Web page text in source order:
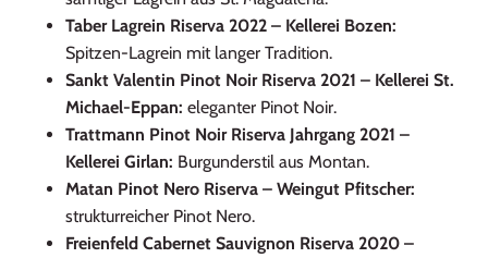
Taber Lagrein Riserva 2022 – Kellerei Bozen:
Spitzen‑Lagrein mit langer Tradition.
Sankt Valentin Pinot Noir Riserva 2021 – Kellerei St.
Michael‑Eppan: eleganter Pinot Noir.
Trattmann Pinot Noir Riserva Jahrgang 2021 –
Kellerei Girlan: Burgunderstil aus Montan.
Matan Pinot Nero Riserva – Weingut Pfitscher:
strukturreicher Pinot Nero.
Freienfeld Cabernet Sauvignon Riserva 2020 –